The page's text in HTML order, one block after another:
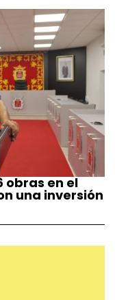
obras en el
una inversión